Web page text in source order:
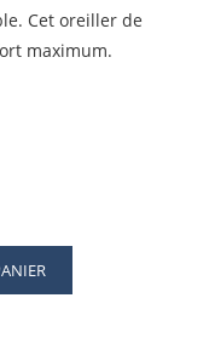
Cet oreiller de
maximum.